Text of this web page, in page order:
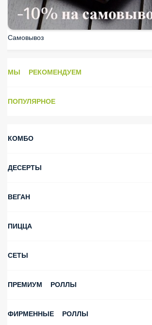
Самовывоз
МЫ РЕКОМЕНДУЕМ
ПОПУЛЯРНОЕ
КОМБО
ДЕСЕРТЫ
ВЕГАН
ПИЦЦА
СЕТЫ
ПРЕМИУМ РОЛЛЫ
ФИРМЕННЫЕ РОЛЛЫ